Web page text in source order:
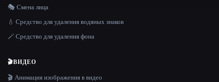
🎭 Смена лица
💧 Средство для удаления водяных знаков
🪄 Средство для удаления фона
🎬ВИДЕО
🎬 Анимация изображения в видео